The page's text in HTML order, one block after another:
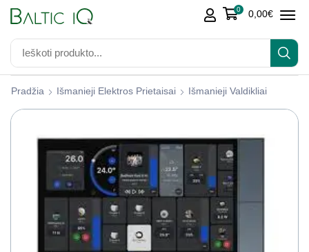
0 0,00€
Pradžia Išmanieji Elektros Prietaisai Išmanieji Valdikliai